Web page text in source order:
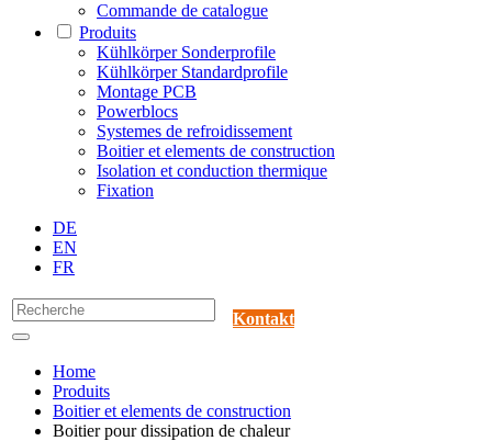
Commande de catalogue
Produits
Kühlkörper Sonderprofile
Kühlkörper Standardprofile
Montage PCB
Powerblocs
Systemes de refroidissement
Boitier et elements de construction
Isolation et conduction thermique
Fixation
DE
EN
FR
Kontakt
Home
Produits
Boitier et elements de construction
Boitier pour dissipation de chaleur